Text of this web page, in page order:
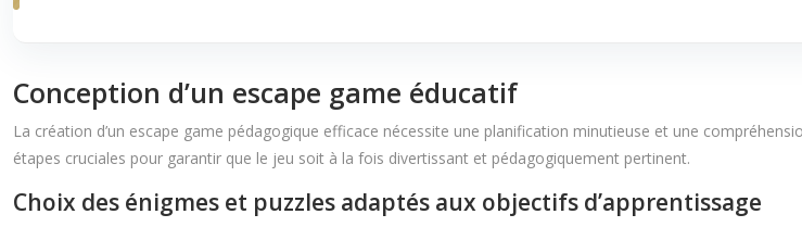
Conception d’un escape game éducatif
La création d’un escape game pédagogique efficace nécessite une planification minutieuse et une
étapes cruciales pour garantir que le jeu soit à la fois divertissant et pédagogiquement pertinent.
Choix des énigmes et puzzles adaptés aux objectifs d’apprentissage